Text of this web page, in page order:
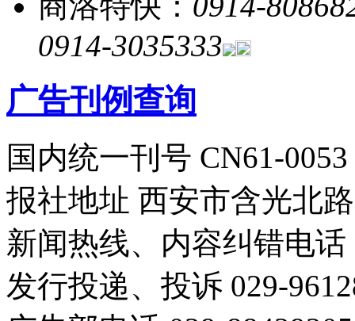
0914-3035333
广告刊例查询
国内统一刊号 CN61-0053
报社地址 西安市含光北
新闻热线、内容纠错电话
发行投递、投诉 029-